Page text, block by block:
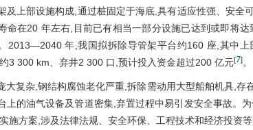
及上部设施构成,通过桩固定于海底,具有适应性强、安全
命在20 年左右,目前已有相当一部分设施已达到或即将
2013—2040 年,我国拟拆除导管架平台约160 座,其中上
3 300 km、弃井2 300 口,预计投入资金超过200 亿元[7]。
大复杂,钢结构腐蚀老化严重,拆除需动用大型船舶机具,存
上的油气设备及管道密集,弃置过程中易引发安全事故。
施方案,涉及法律法规、安全环保、工程技术和经济投资